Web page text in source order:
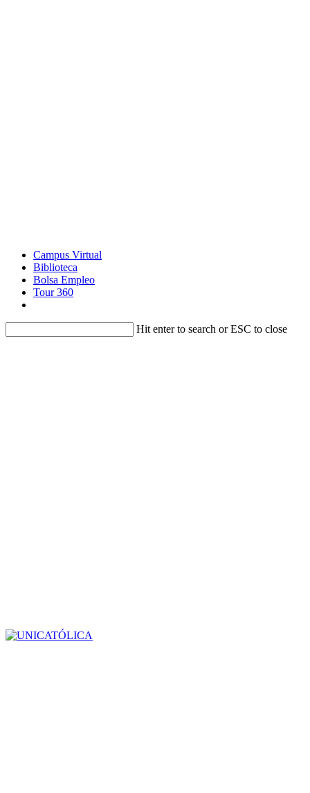
Campus Virtual
Biblioteca
Bolsa Empleo
Tour 360
Hit enter to search or ESC to close